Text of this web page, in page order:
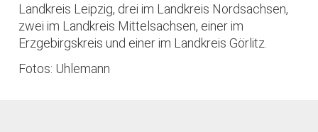
Landkreis Leipzig, drei im Landkreis Nordsachsen,
zwei im Landkreis Mittelsachsen, einer im
Erzgebirgskreis und einer im Landkreis Görlitz.
Fotos: Uhlemann